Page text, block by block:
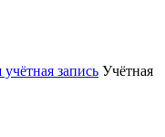
запись Учётная